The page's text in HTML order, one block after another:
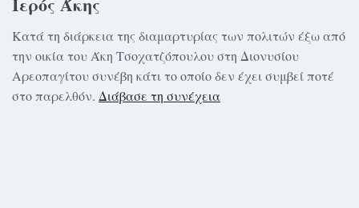
Κατά τη διάρκεια της διαμαρτυρίας των πολιτών έξω από
την οικία του Άκη Τσοχατζόπουλου στη Διονυσίου
Αρεοπαγίτου συνέβη κάτι το οποίο δεν έχει συμβεί ποτέ
στο παρελθόν. Διάβασε τη συνέχεια